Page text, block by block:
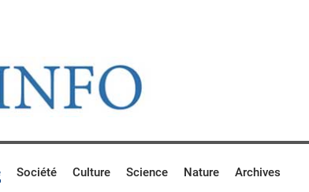
Société Culture Science Nature Archives